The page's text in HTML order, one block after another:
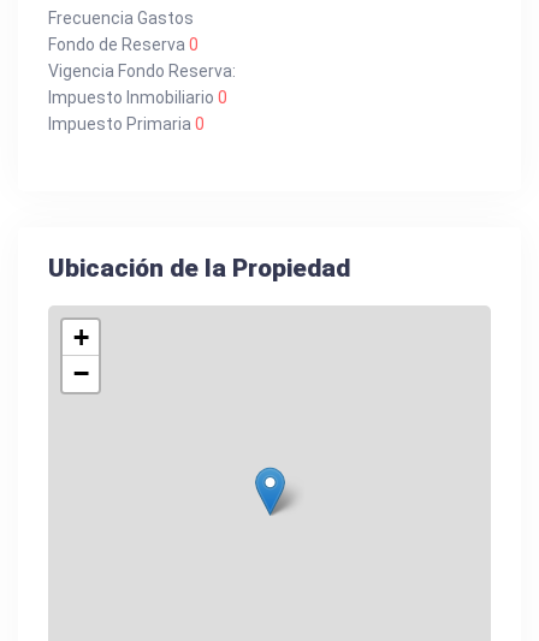
Frecuencia Gastos
Fondo de Reserva 0
Vigencia Fondo Reserva:
Impuesto Inmobiliario 0
Impuesto Primaria 0
Ubicación de la Propiedad
+
−